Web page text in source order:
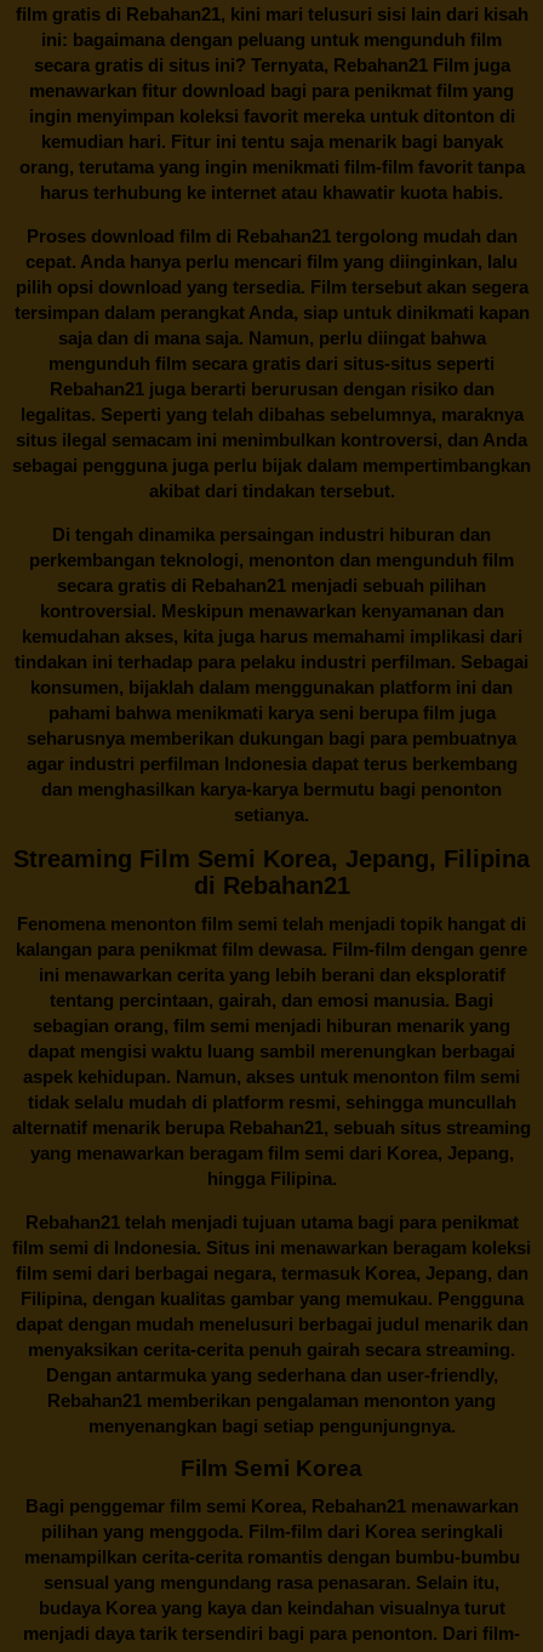
film gratis di Rebahan21, kini mari telusuri sisi lain dari kisah
ini: bagaimana dengan peluang untuk mengunduh film
secara gratis di situs ini? Ternyata, Rebahan21 Film juga
menawarkan fitur download bagi para penikmat film yang
ingin menyimpan koleksi favorit mereka untuk ditonton di
kemudian hari. Fitur ini tentu saja menarik bagi banyak
orang, terutama yang ingin menikmati film-film favorit tanpa
harus terhubung ke internet atau khawatir kuota habis.
Proses download film di Rebahan21tergolong mudah dan
cepat. Anda hanya perlu mencari film yang diinginkan, lalu
pilih opsi download yang tersedia. Film tersebut akan segera
tersimpan dalam perangkat Anda, siap untuk dinikmati kapan
saja dan di mana saja. Namun, perlu diingat bahwa
mengunduh film secara gratis dari situs-situs seperti
Rebahan21 juga berarti berurusan dengan risiko dan
legalitas. Seperti yang telah dibahas sebelumnya, maraknya
situs ilegal semacam ini menimbulkan kontroversi, dan Anda
sebagai pengguna juga perlu bijak dalam mempertimbangkan
akibat dari tindakan tersebut.
Di tengah dinamika persaingan industri hiburan dan
perkembangan teknologi, menonton dan mengunduh film
secara gratis di Rebahan21 menjadi sebuah pilihan
kontroversial. Meskipun menawarkan kenyamanan dan
kemudahan akses, kita juga harus memahami implikasi dari
tindakan ini terhadap para pelaku industri perfilman. Sebagai
konsumen, bijaklah dalam menggunakan platform ini dan
pahami bahwa menikmati karya seni berupa film juga
seharusnya memberikan dukungan bagi para pembuatnya
agar industri perfilman Indonesia dapat terus berkembang
dan menghasilkan karya-karya bermutu bagi penonton
setianya.
Streaming Film Semi Korea, Jepang, Filipina
di Rebahan21
Fenomena menonton film semi telah menjadi topik hangat di
kalangan para penikmat film dewasa. Film-film dengan genre
ini menawarkan cerita yang lebih berani dan eksploratif
tentang percintaan, gairah, dan emosi manusia. Bagi
sebagian orang, film semi menjadi hiburan menarik yang
dapat mengisi waktu luang sambil merenungkan berbagai
aspek kehidupan. Namun, akses untuk menonton film semi
tidak selalu mudah di platform resmi, sehingga muncullah
alternatif menarik berupa Rebahan21, sebuah situs streaming
yang menawarkan beragam film semi dari Korea, Jepang,
hingga Filipina.
Rebahan21telah menjadi tujuan utama bagi para penikmat
film semi di Indonesia. Situs ini menawarkan beragam koleksi
film semi dari berbagai negara, termasuk Korea, Jepang, dan
Filipina, dengan kualitas gambar yang memukau. Pengguna
dapat dengan mudah menelusuri berbagai judul menarik dan
menyaksikan cerita-cerita penuh gairah secara streaming.
Dengan antarmuka yang sederhana dan user-friendly,
Rebahan21 memberikan pengalaman menonton yang
menyenangkan bagi setiap pengunjungnya.
Film Semi Korea
Bagi penggemar film semi Korea, Rebahan21menawarkan
pilihan yang menggoda. Film-film dari Korea seringkali
menampilkan cerita-cerita romantis dengan bumbu-bumbu
sensual yang mengundang rasa penasaran. Selain itu,
budaya Korea yang kaya dan keindahan visualnya turut
menjadi daya tarik tersendiri bagi para penonton. Dari film-